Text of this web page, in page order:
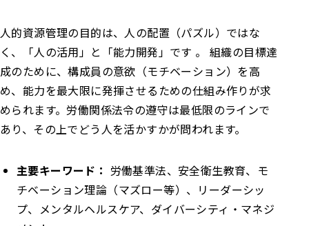
人的資源管理の目的は、人の配置（パズル）ではな
く、「人の活用」と「能力開発」です 。 組織の目標達
成のために、構成員の意欲（モチベーション）を高
め、能力を最大限に発揮させるための仕組み作りが求
められます。労働関係法令の遵守は最低限のラインで
あり、その上でどう人を活かすかが問われます。
主要キーワード： 労働基準法、安全衛生教育、モ
チベーション理論（マズロー等）、リーダーシッ
プ、メンタルヘルスケア、ダイバーシティ・マネジ